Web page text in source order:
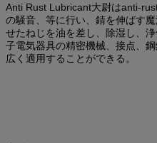
Anti Rust Lubricant大尉はanti-
の騒音、等に行い、錆を伸ばす
せたねじを油を差し、除湿し、
子電気器具の精密機械、接点、
広く適用することができる。